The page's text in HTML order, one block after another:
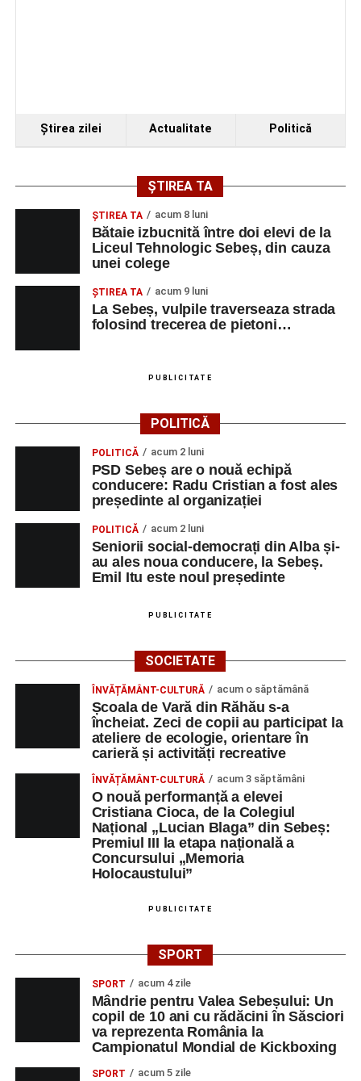
Primul concert din cadrul String Symphonic Camp
2026 a adus emoție și aplauze la Sebeș
Măcinic pot fi admirate la Primăria Sebeș
autoturism s-a răsturnat, o persoană a avut nevoie
de îngrijiri medicale
Ştirea zilei Actualitate Politică
ȘTIREA TA
ŞTIREA TA acum 8 luni
Bătaie izbucnită între doi elevi de la
Liceul Tehnologic Sebeș, din cauza
unei colege
ŞTIREA TA acum 9 luni
La Sebeș, vulpile traverseaza strada
folosind trecerea de pietoni…
PUBLICITATE
POLITICĂ
POLITICĂ acum 2 luni
PSD Sebeș are o nouă echipă
conducere: Radu Cristian a fost ales
președinte al organizației
POLITICĂ acum 2 luni
Seniorii social-democrați din Alba și-
au ales noua conducere, la Sebeș.
Emil Itu este noul președinte
PUBLICITATE
SOCIETATE
ÎNVĂȚĂMÂNT-CULTURĂ acum o săptămână
Școala de Vară din Răhău s-a
încheiat. Zeci de copii au participat la
ateliere de ecologie, orientare în
carieră și activități recreative
ÎNVĂȚĂMÂNT-CULTURĂ acum 3 săptămâni
O nouă performanță a elevei
Cristiana Cioca, de la Colegiul
Național „Lucian Blaga” din Sebeș:
Premiul III la etapa națională a
Concursului „Memoria
Holocaustului”
PUBLICITATE
SPORT
SPORT acum 4 zile
Mândrie pentru Valea Sebeșului: Un
copil de 10 ani cu rădăcini în Săsciori
va reprezenta România la
Campionatul Mondial de Kickboxing
SPORT acum 5 zile